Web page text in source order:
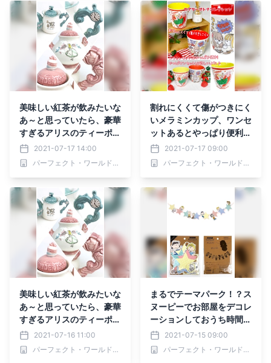
美味しい紅茶が飲みたいな
あ～と思っていたら、豪華
すぎるアリスのティーポッ
トを発見！そういえばアリ
スと言えばお茶会だよね♪
(おすすめ茶葉の紹介もあ
2021-07-17 14:00
パーフェクト・ワールド株式会社
割れにくくて傷がつきにく
いメラミンカップ、ワンセ
ットあるとやっぱり便利。
SWIMMERのメラミンカ
ップは可愛くってみんなラ
ブだよね♪
2021-07-17 09:00
パーフェクト・ワールド株式会社
美味しい紅茶が飲みたいな
あ～と思っていたら、豪華
すぎるアリスのティーポッ
トを発見！そういえばアリ
スと言えばお茶会だよね♪
(おすすめ茶葉の紹介もあ
2021-07-16 11:00
パーフェクト・ワールド株式会社
まるでテーマパーク！？ス
ヌーピーでお部屋をデコレ
ーションしておうち時間を
素敵なものに♪マンネリ気
味のお部屋をチェンジ！お
子様のバースデーパーティ
2021-07-15 09:00
パーフェクト・ワールド株式会社